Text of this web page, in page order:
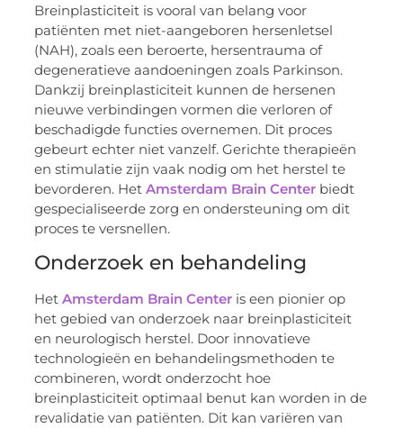
Breinplasticiteit is vooral van belang voor
patiënten met niet-aangeboren hersenletsel
(NAH), zoals een beroerte, hersentrauma of
degeneratieve aandoeningen zoals Parkinson.
Dankzij breinplasticiteit kunnen de hersenen
nieuwe verbindingen vormen die verloren of
beschadigde functies overnemen. Dit proces
gebeurt echter niet vanzelf. Gerichte therapieën
en stimulatie zijn vaak nodig om het herstel te
bevorderen. HetAmsterdam Brain Center biedt
gespecialiseerde zorg en ondersteuning om dit
proces te versnellen.
Onderzoek en behandeling
HetAmsterdam Brain Center is een pionier op
het gebied van onderzoek naar breinplasticiteit
en neurologisch herstel. Door innovatieve
technologieën en behandelingsmethoden te
combineren, wordt onderzocht hoe
breinplasticiteit optimaal benut kan worden in de
revalidatie van patiënten. Dit kan variëren van